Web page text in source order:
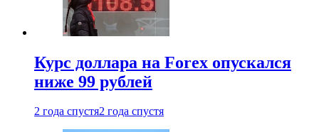
Курс доллара на Forex опускался
ниже 99 рублей
2 года спустя2 года спустя